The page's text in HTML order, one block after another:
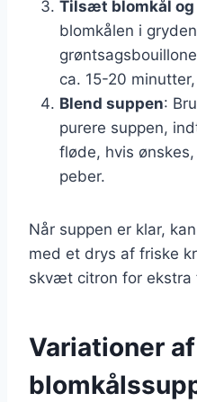
Tilsæt blomkål og
blomkålen i
ca. 15-20
Blend suppen:
purere suppen,
fløde, hvis
peber.
Når suppen er klar,
med et drys af friske
skvæt citron for ekstra
Variationer af